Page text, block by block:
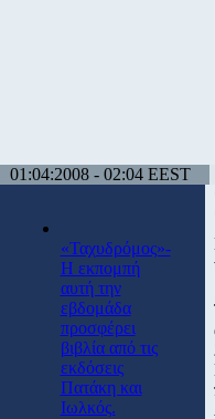
01:04:2008 - 02:04 EEST
«Ταχυδρόμος»-
Η εκπομπή
αυτή την
εβδομάδα
προσφέρει
βιβλία από τις
εκδόσεις
Πατάκη και
Ιωλκός.